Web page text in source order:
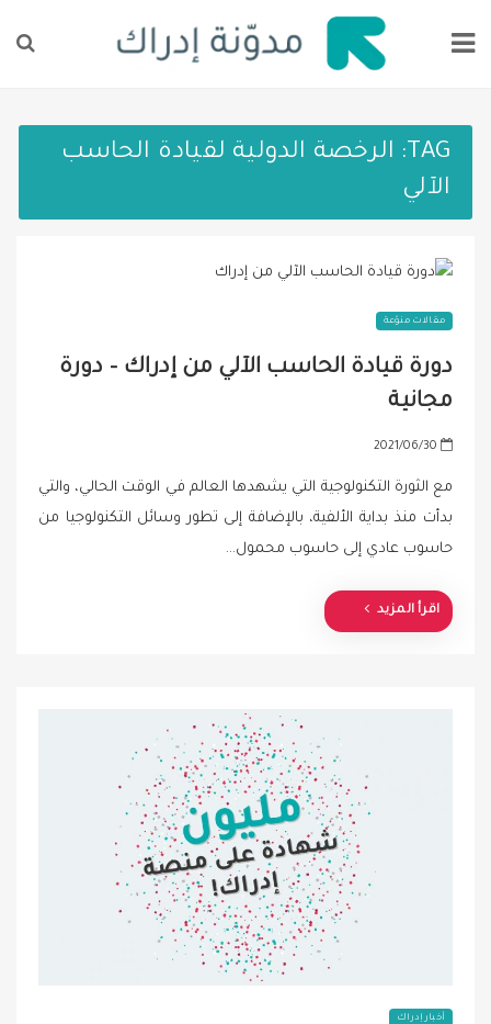
TAG:
الرخصة الدولية لقيادة الحاسب
الآلي
مقالات منوّعة
دورة قيادة الحاسب الآلي من إدراك – دورة
مجانية
P
s
t
e
o
n
2021/06/30
مع الثورة التكنولوجية التي يشهدها العالم في الوقت الحالي، والتي
بدأت منذ بداية الألفية، بالإضافة إلى تطور وسائل التكنولوجيا من
حاسوب عادي إلى حاسوب محمول…
اقرأ المزيد
أخبار إدراك